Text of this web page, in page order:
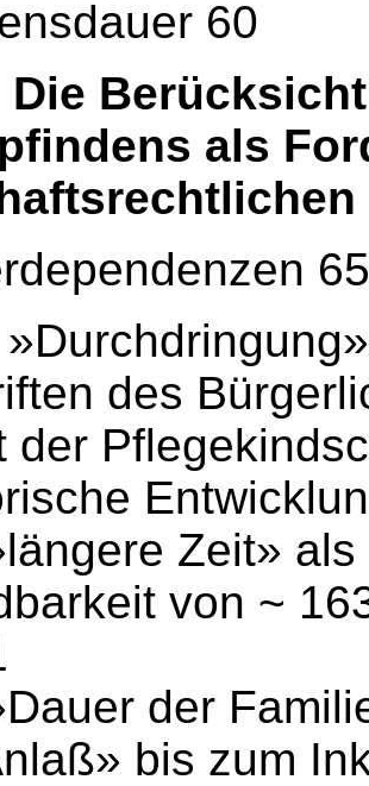
60
Die
als
65
des
der
Zeit»
von ~
der
bis zum